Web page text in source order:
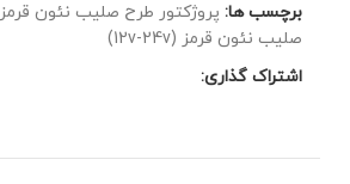
برچسب ها: پروژکتور طرح صلیب نئون قرمز
صلیب نئون قرمز (12v-24v)
اشتراک گذاری: